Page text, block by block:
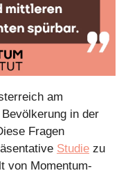
am
in der
Fragen
Studie zu
von Momentum-